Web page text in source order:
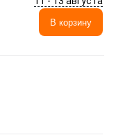
В корзину